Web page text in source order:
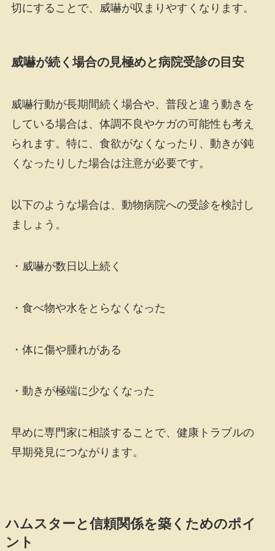
切にすることで、威嚇が収まりやすくなります。
威嚇が続く場合の見極めと病院受診の目安
威嚇行動が長期間続く場合や、普段と違う動きを
している場合は、体調不良やケガの可能性も考え
られます。特に、食欲がなくなったり、動きが鈍
くなったりした場合は注意が必要です。
以下のような場合は、動物病院への受診を検討し
ましょう。
・威嚇が数日以上続く
・食べ物や水をとらなくなった
・体に傷や腫れがある
・動きが極端に少なくなった
早めに専門家に相談することで、健康トラブルの
早期発見につながります。
ハムスターと信頼関係を築くためのポイ
ント